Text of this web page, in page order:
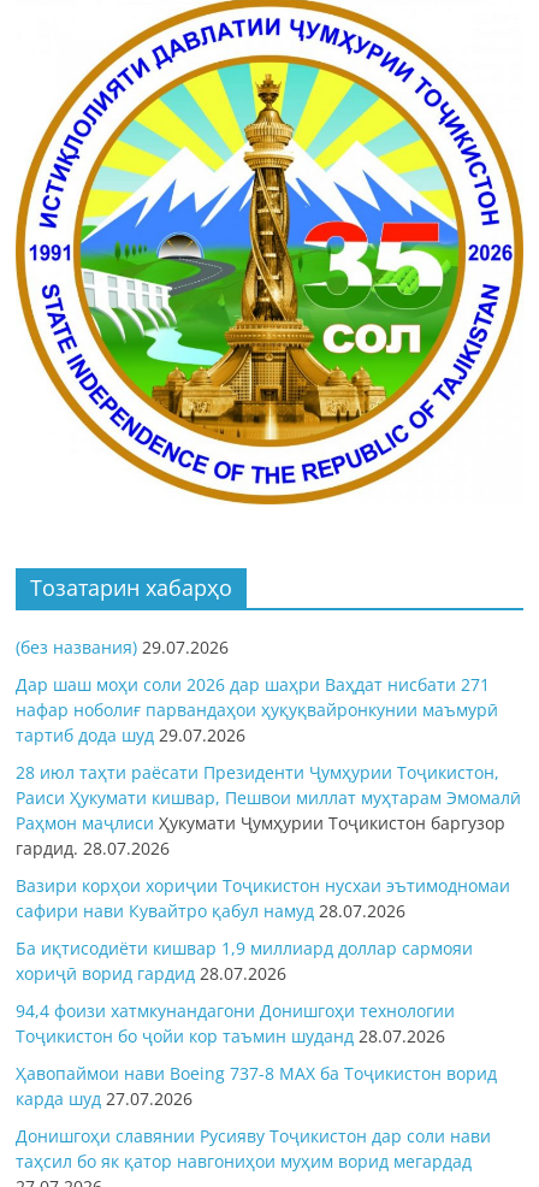
Тозатарин хабарҳо
(без названия) 29.07.2026
Дар шаш моҳи соли 2026 дар шаҳри Ваҳдат нисбати 271
нафар ноболиғ парвандаҳои ҳуқуқвайронкунии маъмурӣ
тартиб дода шуд 29.07.2026
28 июл таҳти раёсати Президенти Ҷумҳурии Тоҷикистон,
Раиси Ҳукумати кишвар, Пешвои миллат муҳтарам Эмомалӣ
Раҳмон маҷлисиҲукумати Ҷумҳурии Тоҷикистон баргузор
гардид.28.07.2026
Вазири корҳои хориҷии Тоҷикистон нусхаи эътимодномаи
сафири нави Кувайтро қабул намуд 28.07.2026
Ба иқтисодиёти кишвар 1,9 миллиард доллар сармояи
хориҷӣ ворид гардид 28.07.2026
94,4 фоизи хатмкунандагони Донишгоҳи технологии
Тоҷикистон бо ҷойи кор таъмин шуданд 28.07.2026
Ҳавопаймои нави Boeing 737-8 MAX ба Тоҷикистон ворид
карда шуд 27.07.2026
Донишгоҳи славянии Русияву Тоҷикистон дар соли нави
таҳсил бо як қатор навгониҳои муҳим ворид мегардад